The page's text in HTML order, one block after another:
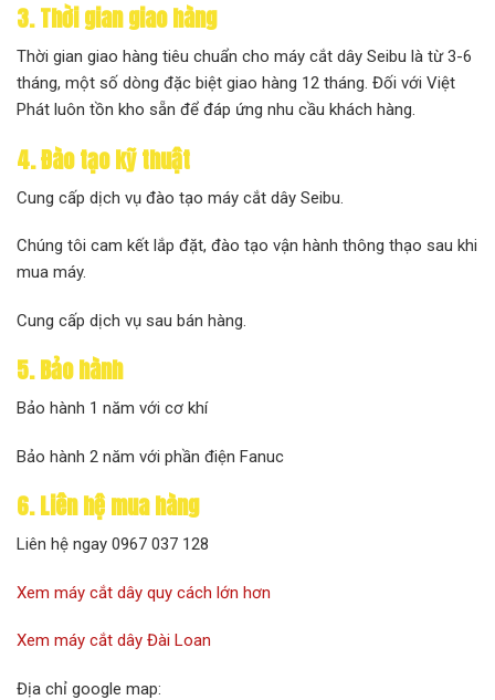
3. Thời gian giao hàng
Thời gian giao hàng tiêu chuẩn cho máy cắt dây Seibu là từ 3-6
tháng, một số dòng đặc biệt giao hàng 12 tháng. Đối với Việt
Phát luôn tồn kho sẵn để đáp ứng nhu cầu khách hàng.
4. Đào tạo kỹ thuật
Cung cấp dịch vụ đào tạo máy cắt dây Seibu.
Chúng tôi cam kết lắp đặt, đào tạo vận hành thông thạo sau khi
mua máy.
Cung cấp dịch vụ sau bán hàng.
5. Bảo hành
Bảo hành 1 năm với cơ khí
Bảo hành 2 năm với phần điện Fanuc
6. Liên hệ mua hàng
Liên hệ ngay 0967 037 128
Xem máy cắt dây quy cách lớn hơn
Xem máy cắt dây Đài Loan
Địa chỉ google map: